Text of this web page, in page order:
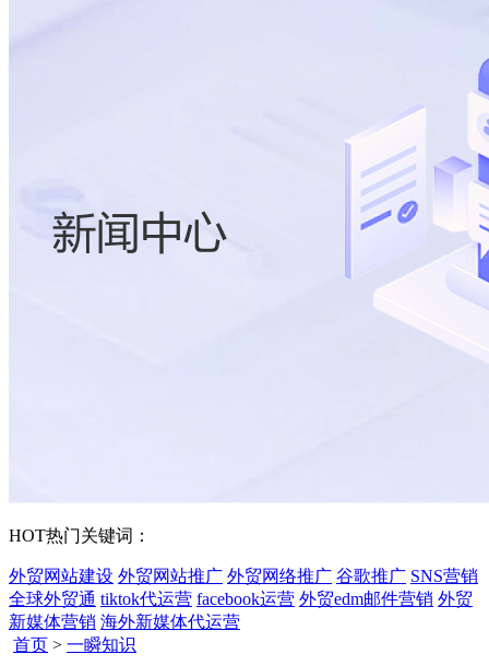
HOT热门关键词：
外贸网站建设 外贸网站推广 外贸网络推广 谷歌推广 SNS营销
全球外贸通 tiktok代运营 facebook运营 外贸edm邮件营销 外贸
新媒体营销 海外新媒体代运营
首页 > 一瞬知识